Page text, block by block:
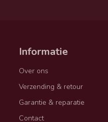
Informatie
Over ons
Verzending & retour
Garantie & reparatie
Contact